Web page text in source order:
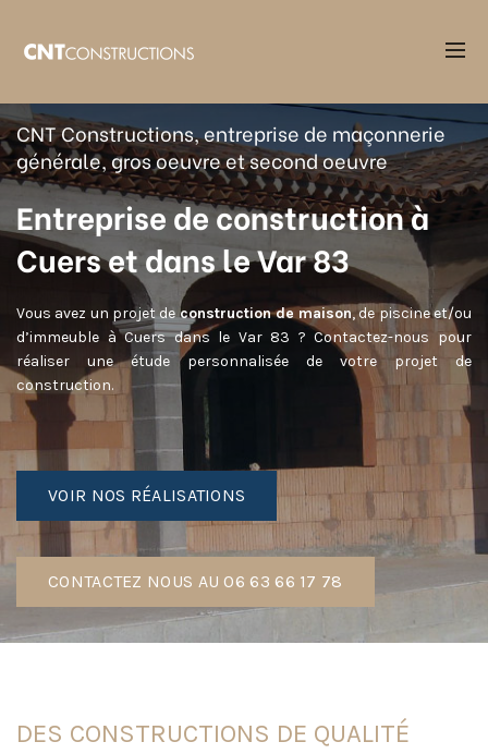
Accueil Entreprise construction maison Cuers
CNT Constructions, entreprise de maçonnerie
générale, gros oeuvre et second oeuvre
Entreprise de construction à
Cuers et dans le Var 83
Vous avez un projet deconstruction de maison, de piscine et/ou
d’immeuble à Cuers dans le Var 83 ? Contactez-nous pour
réaliser une étude personnalisée de votre projet de
construction.
VOIR NOS RÉALISATIONS
CONTACTEZ NOUS AU 06 63 66 17 78
DES CONSTRUCTIONS DE QUALITÉ